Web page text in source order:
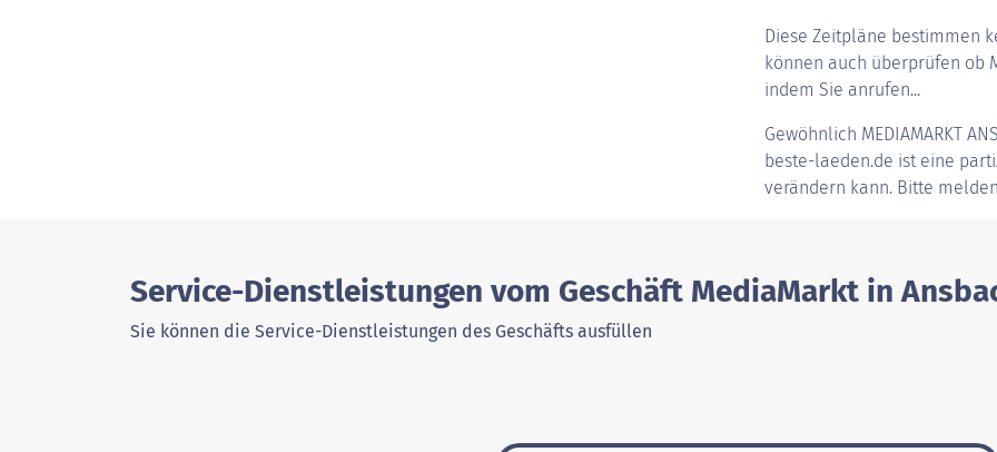
Diese Zeitpläne bestimmen
können auch überprüfen ob
indem Sie anrufen...
Gewöhnlich MEDIAMARKT
beste-laeden.de ist eine
verändern kann. Bitte
Service-Dienstleistungen vom Geschäft MediaMarkt in
Sie können die Service-Dienstleistungen des Geschäfts ausfüllen